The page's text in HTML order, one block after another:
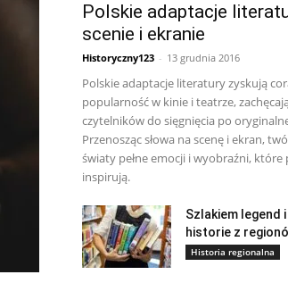
Polskie adaptacje
scenie i ekranie
Historyczny123 - 13 grudnia 2016
Polskie adaptacje literatury zyskują
popularność w kinie i teatrze,
czytelników do sięgnięcia po
Przenosząc słowa na scenę i ekran,
światy pełne emocji i wyobraźni, które
inspirują.
Szlakiem legend
historie z
Historia regionalna